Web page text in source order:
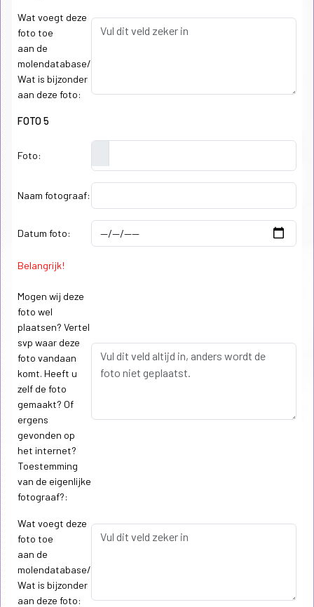
Wat voegt deze
foto toe
aan de
molendatabase/
Wat is bijzonder
aan deze foto:
FOTO 5
Foto:
Naam fotograaf:
Datum foto:
Belangrijk!
Mogen wij deze
foto wel
plaatsen? Vertel
svp waar deze
foto vandaan
komt. Heeft u
zelf de foto
gemaakt? Of
ergens
gevonden op
het internet?
Toestemming
van de eigenlijke
fotograaf?:
Wat voegt deze
foto toe
aan de
molendatabase/
Wat is bijzonder
aan deze foto: